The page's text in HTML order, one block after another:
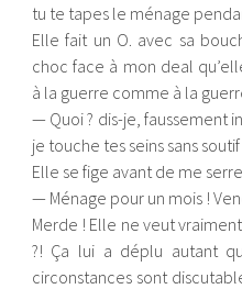
tu te tapes le ménage
Elle fait un O. avec sa
choc face à mon deal
à la guerre comme à la
— Quoi ? dis-je, faussement
je touche tes seins sans
Elle se fige avant de me
— Ménage pour un mois !
Merde ! Elle ne veut
?! Ça lui a déplu autant
circonstances sont